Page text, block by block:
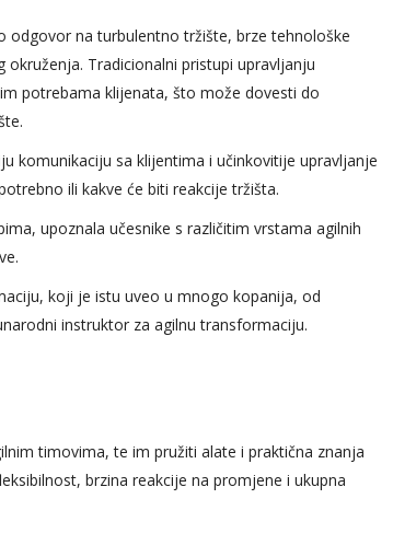
odgovor na turbulentno tržište, brze tehnološke
Tradicionalni pristupi upravljanju
potrebama klijenata, što može dovesti do
komunikaciju sa klijentima i učinkovitije upravljanje
ili kakve će biti reakcije tržišta.
upoznala učesnike s različitim vrstama agilnih
koji je istu uveo u mnogo kopanija, od
instruktor za agilnu transformaciju.
timovima, te im pružiti alate i praktična znanja
brzina reakcije na promjene i ukupna
trud
o
drži
Kontroling u ljudskim
potencijalima za mene
cijelu karijeru provela u
računovodstvu, ja smatram
da sam danas kroz praktički